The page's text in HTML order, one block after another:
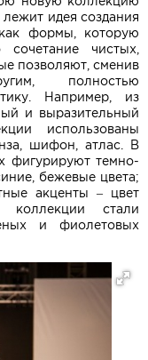
лежит идея создания
формы, которую
чистых,
позволяют, сменив
полностью
Например, из
и выразительный
использованы
шифон, атлас. В
фигурируют темно-
бежевые цвета;
акценты – цвет
стали
и фиолетовых